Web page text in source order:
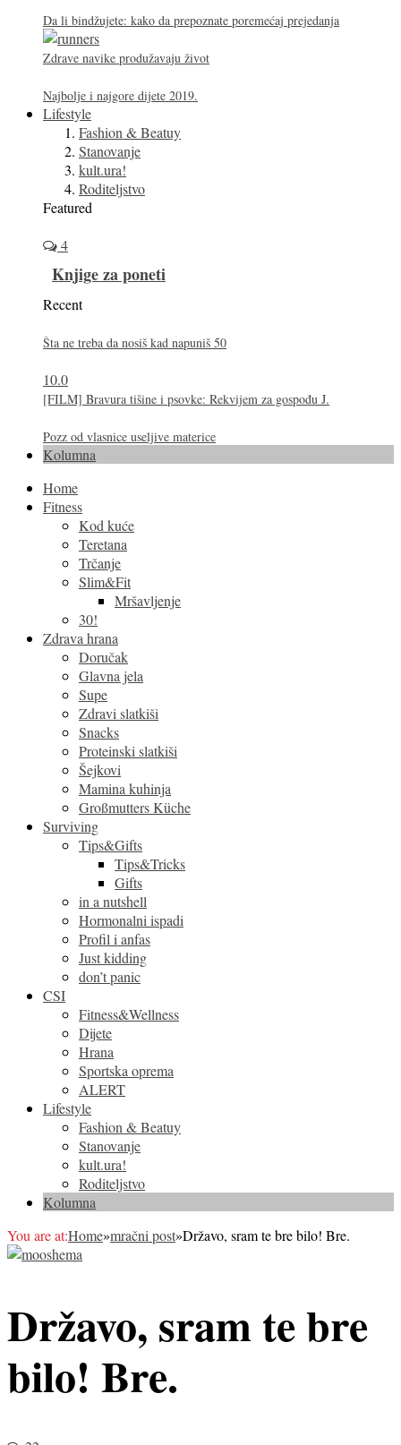
Da li bindžujete: kako da prepoznate poremećaj prejedanja
Zdrave navike produžavaju život
Najbolje i najgore dijete 2019.
Lifestyle
Fashion & Beatuy
Stanovanje
kult.ura!
Roditeljstvo
Featured
4
Knjige za poneti
Recent
Šta ne treba da nosiš kad napuniš 50
10.0
[FILM] Bravura tišine i psovke: Rekvijem za gospođu J.
Pozz od vlasnice useljive materice
Kolumna
Home
Fitness
Kod kuće
Teretana
Trčanje
Slim&Fit
Mršavljenje
30!
Zdrava hrana
Doručak
Glavna jela
Supe
Zdravi slatkiši
Snacks
Proteinski slatkiši
Šejkovi
Mamina kuhinja
Großmutters Küche
Surviving
Tips&Gifts
Tips&Tricks
Gifts
in a nutshell
Hormonalni ispadi
Profil i anfas
Just kidding
don’t panic
CSI
Fitness&Wellness
Dijete
Hrana
Sportska oprema
ALERT
Lifestyle
Fashion & Beatuy
Stanovanje
kult.ura!
Roditeljstvo
Kolumna
You are at:Home»mračni post»Državo, sram te bre bilo! Bre.
Državo, sram te bre
bilo! Bre.